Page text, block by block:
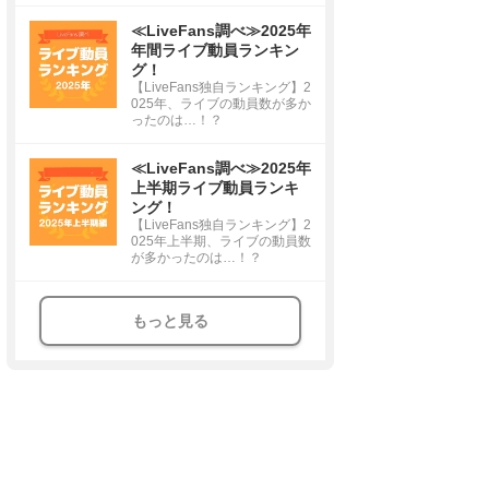
≪LiveFans調べ≫2025年
年間ライブ動員ランキン
グ！
【LiveFans独自ランキング】2
025年、ライブの動員数が多か
ったのは…！？
≪LiveFans調べ≫2025年
上半期ライブ動員ランキ
ング！
【LiveFans独自ランキング】2
025年上半期、ライブの動員数
が多かったのは…！？
もっと見る